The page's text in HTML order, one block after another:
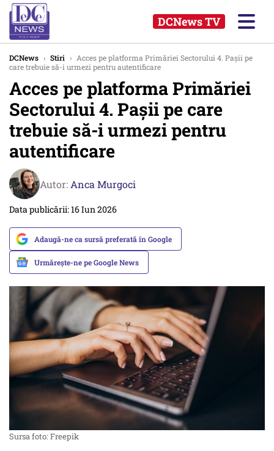
DCNews TV
DCNews › Stiri › Acces pe platforma Primăriei Sectorului 4. Pașii pe
care trebuie să-i urmezi pentru autentificare
Acces pe platforma Primăriei
Sectorului 4. Pașii pe care
trebuie să-i urmezi pentru
autentificare
Autor: Anca Murgoci
Data publicării: 16 Iun 2026
Adaugă-ne ca sursă preferată în Google
Urmărește-ne pe Google News
Sursa foto: Freepik